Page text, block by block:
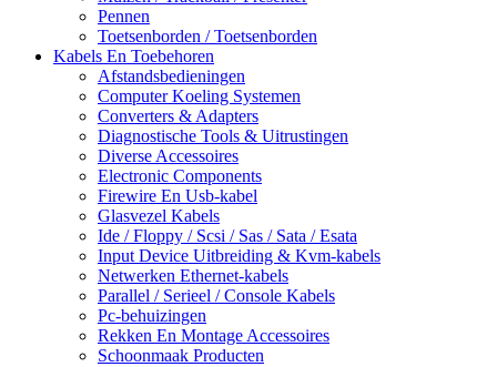
Pennen
Toetsenborden / Toetsenborden
Kabels En Toebehoren
Afstandsbedieningen
Computer Koeling Systemen
Converters & Adapters
Diagnostische Tools & Uitrustingen
Diverse Accessoires
Electronic Components
Firewire En Usb-kabel
Glasvezel Kabels
Ide / Floppy / Scsi / Sas / Sata / Esata
Input Device Uitbreiding & Kvm-kabels
Netwerken Ethernet-kabels
Parallel / Serieel / Console Kabels
Pc-behuizingen
Rekken En Montage Accessoires
Schoonmaak Producten